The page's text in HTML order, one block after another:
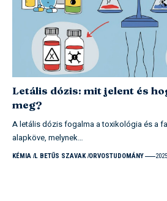
Letális dózis: mit jelent és
meg?
A letális dózis fogalma a toxikológia és a
alapköve, melynek…
KÉMIA L BETŰS SZAVAK ORVOSTUDOMÁNY